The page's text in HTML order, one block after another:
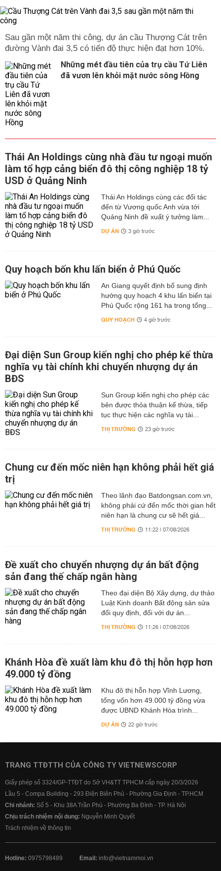
Sau gần một năm thi công, dự án cầu Thượng Cát trên
đường Vành đai 3,5 có tiến độ thực hiện đạt hơn 10%.
Những mét đầu tiên của trụ cầu Tứ Liên
đã vươn lên khỏi mặt nước sông Hồng
Thái An Holdings cùng nhà đầu tư ngoại muốn
làm tổ hợp cảng biển đô thị công nghiệp 18 tỷ
USD ở Quảng Ninh
Thái An Holdings cùng các đối tác
đến từ Vương quốc Anh vừa tới
Quảng Ninh đề xuất ý tưởng làm...
DỰ ÁN 3 giờ trước
Quy hoạch bốn khu lấn biển ở Phú Quốc
An Giang quyết định bổ sung định
hướng quy hoạch 4 khu lấn biển tại
Phú Quốc rộng 161 ha trong tổng...
QUY HOẠCH 4 giờ trước
Đại diện Sun Group kiến nghị cho phép kế thừa
nghĩa vụ tài chính khi chuyển nhượng dự án
BĐS
Sun Group kiến nghị cho phép các
bên được thỏa thuận kế thừa, tiếp
tục thực hiện các nghĩa vụ tài...
THỊ TRƯỜNG 23 giờ trước
Chung cư đến mốc niên hạn không phải hết giá
trị
Theo lãnh đạo Batdongsan.com.vn,
không phải cứ đến mốc thời gian hết
niên hạn là chung cư sẽ hết giá...
THỊ TRƯỜNG 11:22 | 07/08/2026
Đề xuất cho chuyển nhượng dự án bất động
sản đang thế chấp ngân hàng
Theo đại diện Bộ Xây dựng, dự thảo
Luật Kinh doanh Bất động sản sửa
đổi quy định, đối với dự án...
THỊ TRƯỜNG 11:26 | 07/08/2026
Khánh Hòa đề xuất làm khu đô thị hỗn hợp hơn
49.000 tỷ đồng
Khu đô thị hỗn hợp Vĩnh Lương,
tổng vốn hơn 49.000 tỷ đồng vừa
được UBND Khánh Hòa trình...
DỰ ÁN 22 giờ trước
TRANG TTĐTTH CỦA CÔNG TY VIETNEWSCORP
Giấy phép số 3324/GP-TTĐT do Sở VH&TT TPHCM cấp ngày 20/3/2026
Lầu 5 - Compa Building - 293 Điện Biên Phủ - Phường Gia Định - TP.HCM
Chi nhánh: Số 5 - Khu 38A Trần Phú - Phường Ba Đình - TP. Hà Nội
Chịu trách nhiệm nội dung: Nguyễn Minh Quyết
Trách nhiệm về thông tin
Hotline: 0975798489 Email: info@vietnammoi.vn